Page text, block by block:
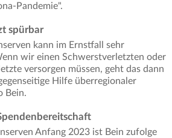
Pandemie".
spürbar
kann im Ernstfall sehr
wir einen Schwerstverletzten oder
versorgen müssen, geht das dann
Hilfe überregionaler
Bein.
Anfang 2023 ist Bein zufolge